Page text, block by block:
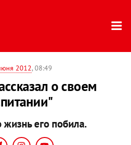
2012, 08:49
о своем
жизнь его побила.